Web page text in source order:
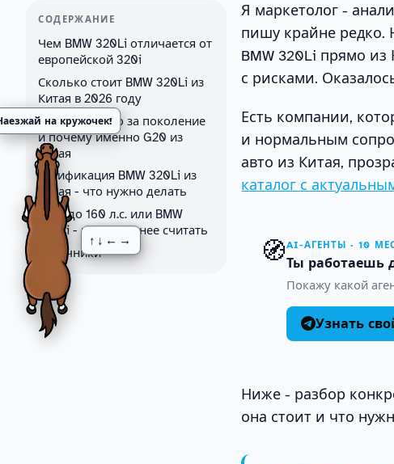
СОДЕРЖАНИЕ
Чем BMW 320Li отличается от
европейской 320i
Сколько стоит BMW 320Li из
Китая в 2026 году
BMW G20 - что за поколение
и почему именно G20 из
Китая
Русификация BMW 320Li из
Китая - что нужно делать
Авто до 160 л.с. или BMW
320Li - что выгоднее считать
Источники
Я маркетолог -
пишу крайне редко.
BMW 320Li прямо из
с рисками.
Есть компании,
и нормальным
авто из Китая,
каталог с
🧭AI-АГЕНТЫ · 10
Ты работаешь
Покажу какой
Узнать
Ниже - разбор
она стоит и что
на кружочек!
↑↓←→